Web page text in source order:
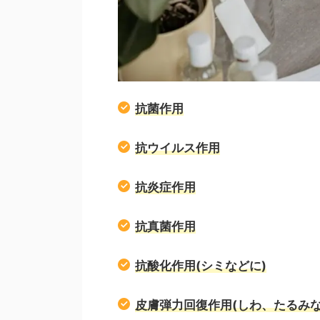
抗菌作用
抗ウイルス作用
抗炎症作用
抗真菌作用
抗酸化作用(シミなどに)
皮膚弾力回復作用(しわ、たるみ